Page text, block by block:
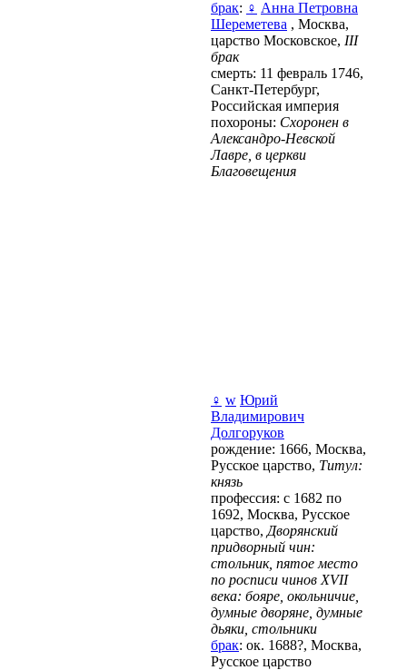
брак: ♀ Анна Петровна
Шереметева , Москва,
царство Московское, ІIІ
брак
смерть: 11 февраль 1746,
Санкт-Петербург,
Российская империя
похороны: Схоронен в
Александро-Невской
Лавре, в церкви
Благовещения
♀ w Юрий
Владимирович
Долгоруков
рождение: 1666, Москва,
Русское царство, Титул:
князь
профессия: с 1682 по
1692, Москва, Русское
царство, Дворянский
придворный чин:
стольник, пятое место
по росписи чинов XVII
века: бояре, окольничие,
думные дворяне, думные
дьяки, стольники
брак: ок. 1688?, Москва,
Русское царство